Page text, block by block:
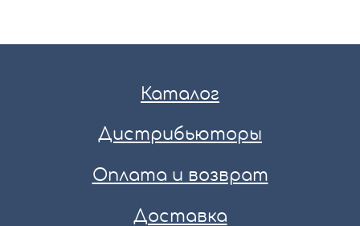
Каталог
Дистрибьюторы
Оплата и возврат
Доставка